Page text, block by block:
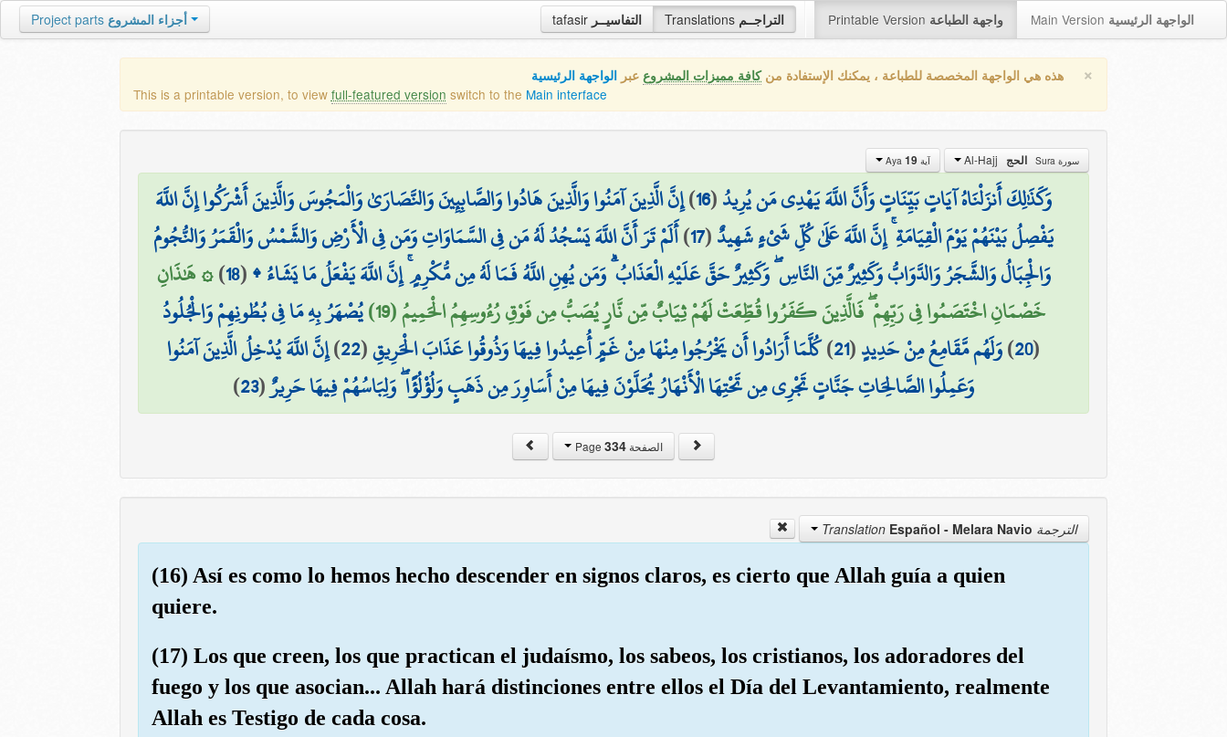
tafasir التفاسيــر Translations التراجــم Printable Version واجهة الطباعة Main Version الواجهة الرئيسية Project parts أجزاء المشروع
× هذه هي الواجهة المخصصة للطباعة ، يمكنك الإستفادة منكافة مميزات المشروع عبر الواجهة الرئيسية
This is a printable version, to view full-featured version switch to the Main interface
سورة Sura الحج آية Aya 19
وَكَذَٰلِكَ أَنزَلْنَاهُ آيَاتٍ بَيِّنَاتٍ وَأَنَّ اللَّهَ يَهْدِي مَن يُرِيدُ(
16
)إِنَّ الَّذِينَ آمَنُوا وَالَّذِينَ هَادُوا وَالصَّابِئِينَ وَالنَّصَارَىٰ وَالْمَجُوسَ وَالَّذِينَ أَشْرَكُوا إِنَّ اللَّهَ
يَفْصِلُ بَيْنَهُمْ يَوْمَ الْقِيَامَةِ ۚ إِنَّ اللَّهَ عَلَىٰ كُلِّ شَيْءٍ شَهِيدٌ(
17
)أَلَمْ تَرَ أَنَّ اللَّهَ يَسْجُدُ لَهُ مَن فِي السَّمَاوَاتِ وَمَن فِي الْأَرْضِ وَالشَّمْسُ وَالْقَمَرُ وَالنُّجُومُ
وَالْجِبَالُ وَالشَّجَرُ وَالدَّوَابُّ وَكَثِيرٌ مِّنَ النَّاسِ ۖ وَكَثِيرٌ حَقَّ عَلَيْهِ الْعَذَابُ ۗ وَمَن يُهِنِ اللَّهُ فَمَا لَهُ مِن مُّكْرِمٍ ۚ إِنَّ اللَّهَ يَفْعَلُ مَا يَشَاءُ ۩(
18
)۞ هَٰذَانِ
خَصْمَانِ اخْتَصَمُوا فِي رَبِّهِمْ ۖ فَالَّذِينَ كَفَرُوا قُطِّعَتْ لَهُمْ ثِيَابٌ مِّن نَّارٍ يُصَبُّ مِن فَوْقِ رُءُوسِهِمُ الْحَمِيمُ (19)
يُصْهَرُ بِهِ مَا فِي بُطُونِهِمْ وَالْجُلُودُ
(
20
)وَلَهُم مَّقَامِعُ مِنْ حَدِيدٍ(
21
)كُلَّمَا أَرَادُوا أَن يَخْرُجُوا مِنْهَا مِنْ غَمٍّ أُعِيدُوا فِيهَا وَذُوقُوا عَذَابَ الْحَرِيقِ(
22
)إِنَّ اللَّهَ يُدْخِلُ الَّذِينَ آمَنُوا
وَعَمِلُوا الصَّالِحَاتِ جَنَّاتٍ تَجْرِي مِن تَحْتِهَا الْأَنْهَارُ يُحَلَّوْنَ فِيهَا مِنْ أَسَاوِرَ مِن ذَهَبٍ وَلُؤْلُؤًا ۖ وَلِبَاسُهُمْ فِيهَا حَرِيرٌ(
23
)
الصفحة Page334
الترجمة Translation Español - Melara Navio
(16) Así es como lo hemos hecho descender en signos claros, es cierto que Allah guía a quien
quiere.
(17) Los que creen, los que practican el judaísmo, los sabeos, los cristianos, los adoradores del
fuego y los que asocian... Allah hará distinciones entre ellos el Día del Levantamiento, realmente
Allah es Testigo de cada cosa.